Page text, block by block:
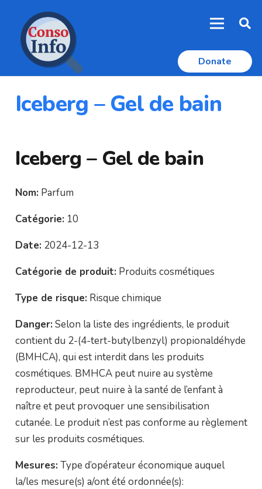
Donate
Iceberg – Gel de bain
Iceberg – Gel de bain
Nom: Parfum
Catégorie: 10
Date: 2024-12-13
Catégorie de produit: Produits cosmétiques
Type de risque: Risque chimique
Danger: Selon la liste des ingrédients, le produit
contient du 2-(4-tert-butylbenzyl) propionaldéhyde
(BMHCA), qui est interdit dans les produits
cosmétiques. BMHCA peut nuire au système
reproducteur, peut nuire à la santé de l’enfant à
naître et peut provoquer une sensibilisation
cutanée. Le produit n’est pas conforme au règlement
sur les produits cosmétiques.
Mesures: Type d’opérateur économique auquel
la/les mesure(s) a/ont été ordonnée(s):